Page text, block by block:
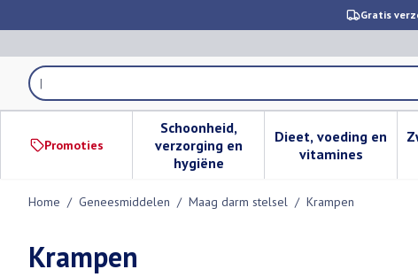
Gratis
Product, merk, categorie...
Promoties
Schoonheid,
verzorging en
hygiëne
Toon submenu voor Schoonheid,
Dieet, voeding en
vitamines
Toon
Home / Geneesmiddelen / Maag darm stelsel / Krampen
Krampen